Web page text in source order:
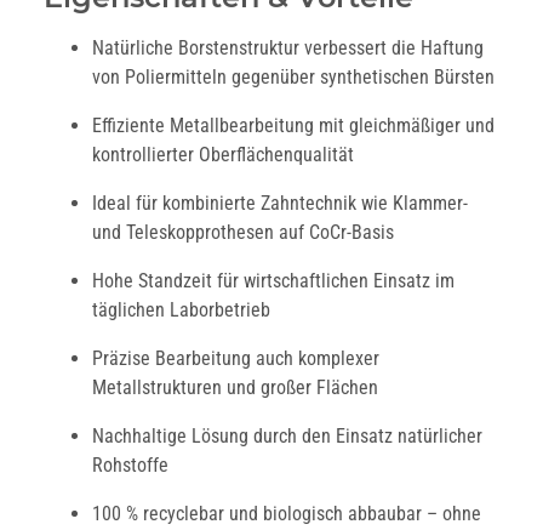
Natürliche Borstenstruktur verbessert die Haftung
von Poliermitteln gegenüber synthetischen Bürsten
Effiziente Metallbearbeitung mit gleichmäßiger und
kontrollierter Oberflächenqualität
Ideal für kombinierte Zahntechnik wie Klammer-
und Teleskopprothesen auf CoCr-Basis
Hohe Standzeit für wirtschaftlichen Einsatz im
täglichen Laborbetrieb
Präzise Bearbeitung auch komplexer
Metallstrukturen und großer Flächen
Nachhaltige Lösung durch den Einsatz natürlicher
Rohstoffe
100 % recyclebar und biologisch abbaubar – ohne